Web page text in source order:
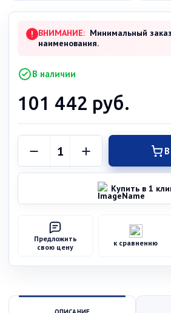
! ВНИМАНИЕ: Минимальный
наименования.
В наличии
101 442 руб.
Купить в 1
Предложить
свою цену
к сравнению